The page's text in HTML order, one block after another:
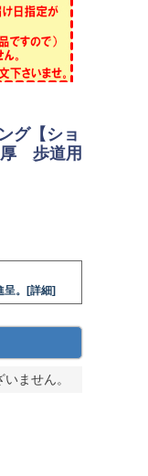
グ【ショ
歩道用
呈。[詳細]
ません。